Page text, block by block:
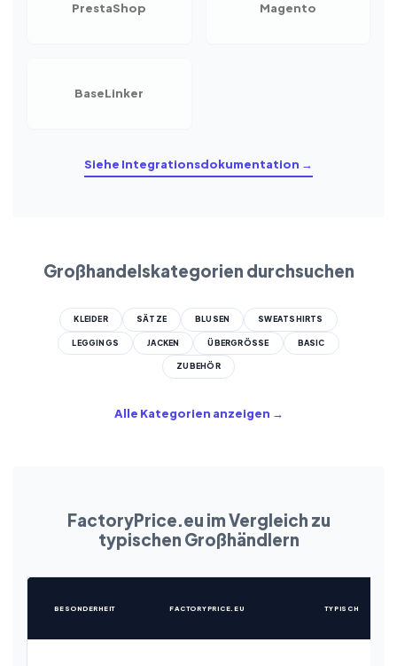
PrestaShop Magento
BaseLinker
Siehe Integrationsdokumentation →
Großhandelskategorien durchsuchen
KLEIDER SÄTZE BLUSEN SWEATSHIRTS
LEGGINGS JACKEN ÜBERGRÖSSE BASIC
ZUBEHÖR
Alle Kategorien anzeigen →
FactoryPrice.eu im Vergleich zu
typischen Großhändlern
BESONDERHEIT FACTORYPRICE.EU TYPISCH